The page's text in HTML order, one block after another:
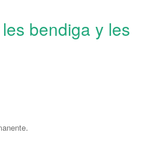
bendiga y les
.